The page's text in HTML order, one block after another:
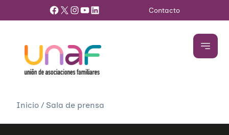
Facebook X InstagramYouTube LinkedIn Contacto
Inicio / Sala de prensa